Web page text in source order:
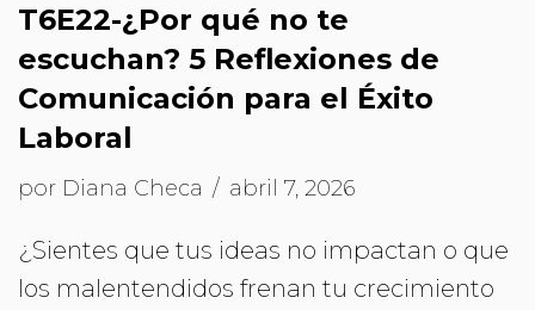
T6E22-¿Por qué no te
escuchan? 5 Reflexiones de
Comunicación para el Éxito
Laboral
por Diana Checa abril 7, 2026
¿Sientes que tus ideas no impactan o que
los malentendidos frenan tu crecimiento